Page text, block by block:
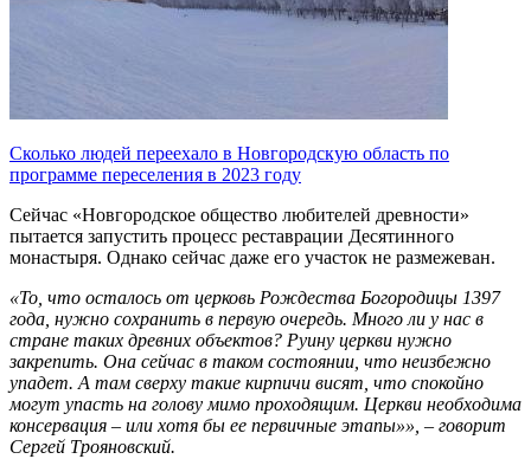
Сколько людей переехало в Новгородскую область по
программе переселения в 2023 году
Сейчас «Новгородское общество любителей древности»
пытается запустить процесс реставрации Десятинного
монастыря. Однако сейчас даже его участок не размежеван.
«То, что осталось от церковь Рождества Богородицы 1397
года, нужно сохранить в первую очередь. Много ли у нас в
стране таких древних объектов? Руину церкви нужно
закрепить. Она сейчас в таком состоянии, что неизбежно
упадет. А там сверху такие кирпичи висят, что спокойно
могут упасть на голову мимо проходящим. Церкви необходима
консервация – или хотя бы ее первичные этапы»», – говорит
Сергей Трояновский.